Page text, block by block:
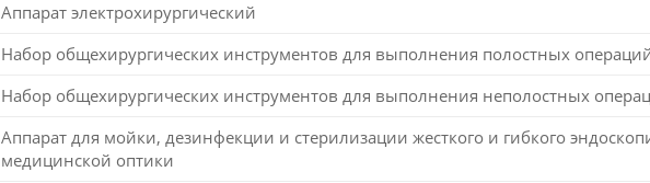
Аппарат электрохирургический
Набор общехирургических инструментов для выполнения полостных
Набор общехирургических инструментов для выполнения неполостных
Аппарат для мойки, дезинфекции и стерилизации жесткого и гибкого
медицинской оптики